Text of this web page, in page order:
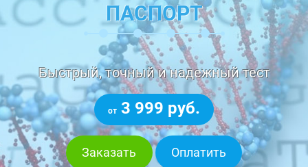
ПАСПОРТ
Быстрый, точный и надежный тест
от 3 999 руб.
Заказать Оплатить